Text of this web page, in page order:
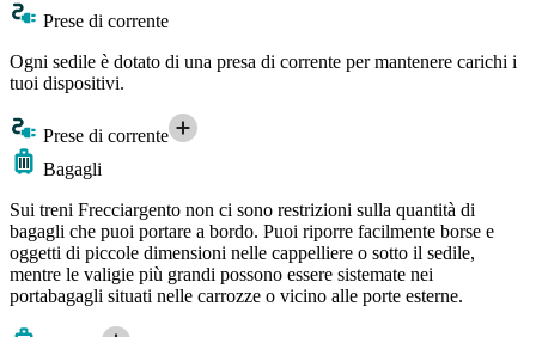
Prese di corrente
Ogni sedile è dotato di una presa di corrente per mantenere carichi i
tuoi dispositivi.
Prese di corrente
Bagagli
Sui treni Frecciargento non ci sono restrizioni sulla quantità di
bagagli che puoi portare a bordo. Puoi riporre facilmente borse e
oggetti di piccole dimensioni nelle cappelliere o sotto il sedile,
mentre le valigie più grandi possono essere sistemate nei
portabagagli situati nelle carrozze o vicino alle porte esterne.